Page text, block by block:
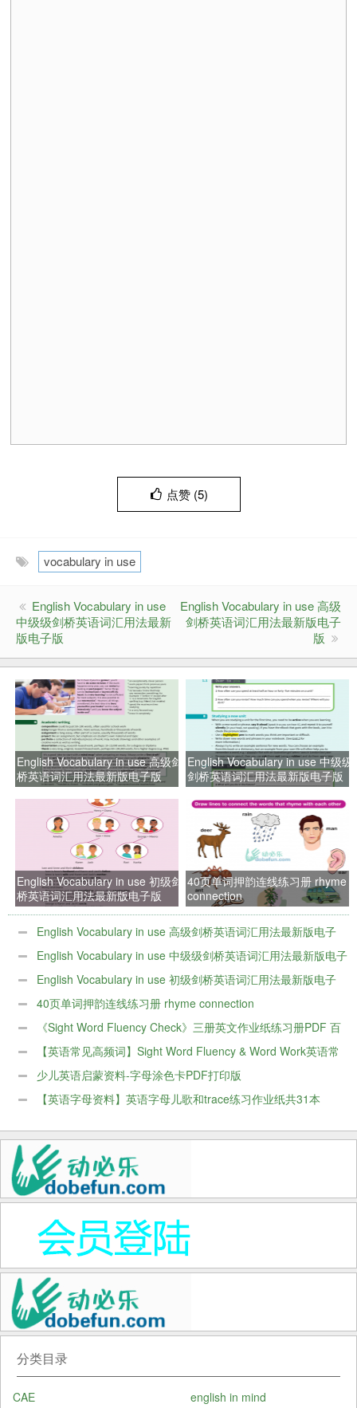
点赞 (5)
vocabulary in use
English Vocabulary in use
中级级剑桥英语词汇用法最新
版电子版
English Vocabulary in use 高级
剑桥英语词汇用法最新版电子
版
English Vocabulary in use 高级剑
桥英语词汇用法最新版电子版
English Vocabulary in use 中级级
剑桥英语词汇用法最新版电子版
English Vocabulary in use 初级剑
桥英语词汇用法最新版电子版
40页单词押韵连线练习册 rhyme
connection
English Vocabulary in use 高级剑桥英语词汇用法最新版电子
版
English Vocabulary in use 中级级剑桥英语词汇用法最新版电子
版
English Vocabulary in use 初级剑桥英语词汇用法最新版电子
版 40页单词押韵连线练习册 rhyme connection
《Sight Word Fluency Check》三册英文作业纸练习册PDF 百
度云网盘下载
【英语常见高频词】Sight Word Fluency & Word Work英语常
见词高频词练习作业4本共234页+闪卡4套48页
少儿英语启蒙资料-字母涂色卡PDF打印版
【英语字母资料】英语字母儿歌和trace练习作业纸共31本
分类目录
CAE
english in mind